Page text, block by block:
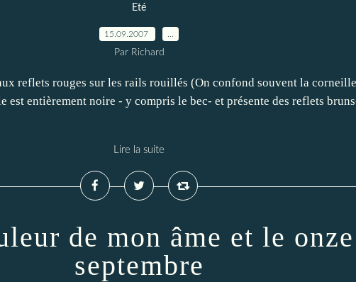
Eté
15.09.2007
Par Richard
reflets rouges sur les rails rouillés (On confond souvent la
est entièrement noire - y compris le bec- et présente des reflets
Lire la suite
de mon âme et le onze
septembre